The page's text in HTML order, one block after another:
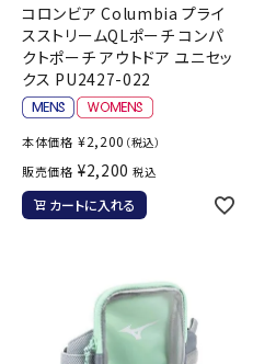
コロンビア Columbia プライ
スストリームQLポーチ コンパ
クトポーチ アウトドア ユニセッ
クス PU2427-022
本体価格 ¥2,200 （税込）
販売価格 ¥2,200 税込
カートに入れる